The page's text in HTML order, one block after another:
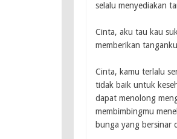
selalu menyediakan
Cinta, aku tau kau
memberikan
Cinta, kamu terlalu
tidak baik untuk
dapat menolong
membimbingmu
bunga yang bersinar